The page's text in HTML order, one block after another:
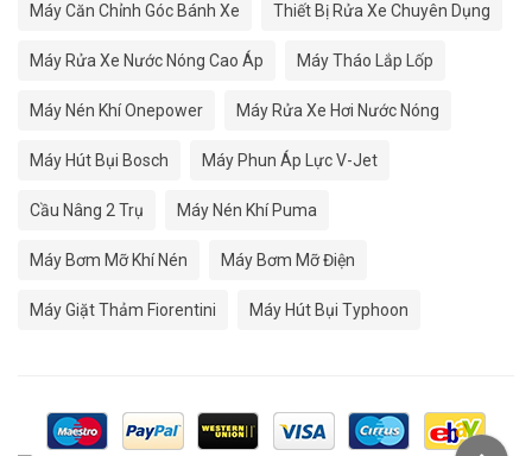
Máy Căn Chỉnh Góc Bánh Xe Thiết Bị Rửa Xe Chuyên Dụng
Máy Rửa Xe Nước Nóng Cao Áp Máy Tháo Lắp Lốp
Máy Nén Khí Onepower Máy Rửa Xe Hơi Nước Nóng
Máy Hút Bụi Bosch Máy Phun Áp Lực V-Jet
Cầu Nâng 2 Trụ Máy Nén Khí Puma
Máy Bơm Mỡ Khí Nén Máy Bơm Mỡ Điện
Máy Giặt Thảm Fiorentini Máy Hút Bụi Typhoon